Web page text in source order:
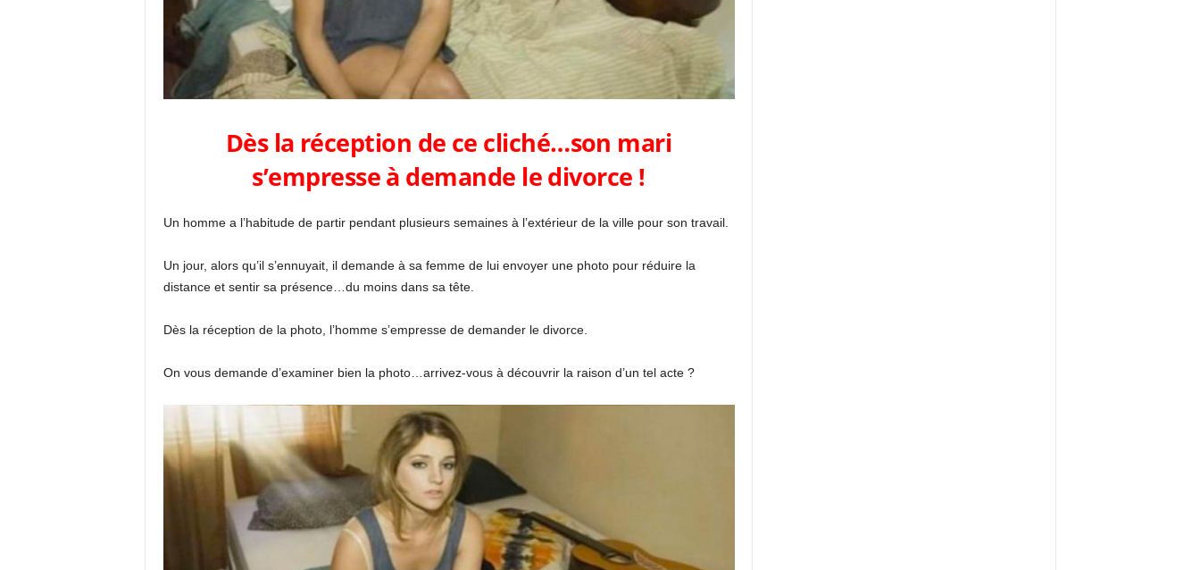
Dès la réception de ce cliché…son mari
s’empresse à demande le divorce !
Un homme a l’habitude de partir pendant plusieurs semaines à l’extérieur de la ville pour son travail.
Un jour, alors qu’il s’ennuyait, il demande à sa femme de lui envoyer une photo pour réduire la
distance et sentir sa présence…du moins dans sa tête.
Dès la réception de la photo, l’homme s’empresse de demander le divorce.
On vous demande d’examiner bien la photo…arrivez-vous à découvrir la raison d’un tel acte ?